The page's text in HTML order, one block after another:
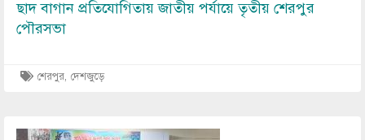
ছাদ বাগান প্রতিযোগিতায় জাতীয় পর্যায়ে তৃতীয় শেরপুর
পৌরসভা
শেরপুর, দেশজুড়ে